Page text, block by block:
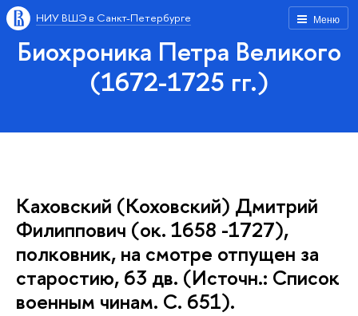
Меню
НИУ ВШЭ в Санкт-Петербурге
Биохроника Петра Великого
(1672-1725 гг.)
Каховский (Коховский) Дмитрий
Филиппович (ок. 1658 -1727),
полковник, на смотре отпущен за
старостию, 63 дв. (Источн.: Список
военным чинам. С. 651).